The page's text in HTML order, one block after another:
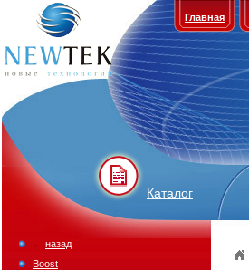
Главная
Каталог
← назад
Boost